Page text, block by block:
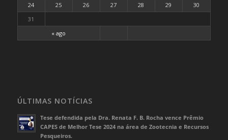
« ago
24
25 26 27 28 29
30
31
ÚLTIMAS NOTÍCIAS
Tese defendida pela Dra. Renata F. B. Rocha vence Prêmio
CAPES de Melhor Tese 2024 na área de Zootecnia e Recursos
Pesqueiros.